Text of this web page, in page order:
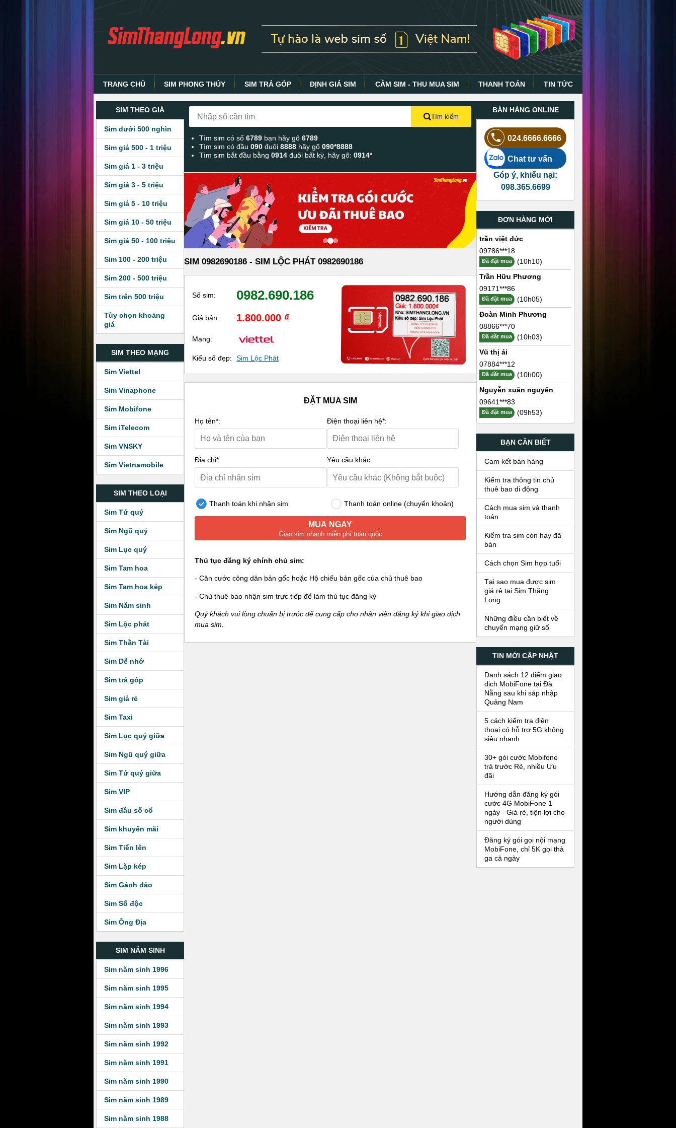
TRANG CHỦ SIM PHONG THỦY SIM TRẢ GÓP ĐỊNH GIÁ SIM CẦM SIM - THU MUA SIM THANH TOÁN TIN TỨC
SIM THEO GIÁ
Sim dưới 500 nghìn
Sim giá 500 - 1 triệu
Sim giá 1 - 3 triệu
Sim giá 3 - 5 triệu
Sim giá 5 - 10 triệu
Sim giá 10 - 50 triệu
Sim giá 50 - 100 triệu
Sim 100 - 200 triệu
Sim 200 - 500 triệu
Sim trên 500 triệu
Tùy chọn khoảng
giá
SIM THEO MẠNG
Sim Viettel
Sim Vinaphone
Sim Mobifone
Sim iTelecom
Sim VNSKY
Sim Vietnamobile
SIM THEO LOẠI
Sim Tứ quý
Sim Ngũ quý
Sim Lục quý
Sim Tam hoa
Sim Tam hoa kép
Sim Năm sinh
Sim Lộc phát
Sim Thần Tài
Sim Dễ nhớ
Sim trả góp
Sim giá rẻ
Sim Taxi
Sim Lục quý giữa
Sim Ngũ quý giữa
Sim Tứ quý giữa
Sim VIP
Sim đầu số cổ
Sim khuyến mãi
Sim Tiến lên
Sim Lặp kép
Sim Gánh đảo
Sim Số độc
Sim Ông Địa
SIM NĂM SINH
Sim năm sinh 1996
Sim năm sinh 1995
Sim năm sinh 1994
Sim năm sinh 1993
Sim năm sinh 1992
Sim năm sinh 1991
Sim năm sinh 1990
Sim năm sinh 1989
Sim năm sinh 1988
Tìm kiếm
Tìm sim có số6789 bạn hãy gõ6789
Tìm sim có đầu090đuôi8888 hãy gõ090*8888
Tìm sim bắt đầu bằng0914 đuôi bất kỳ, hãy gõ:0914*
SIM 0982690186 - SIM LỘC PHÁT 0982690186
Số sim: 0982.690.186
Giá bán: 1.800.000 ₫
Mạng:
Kiểu số đẹp: Sim Lộc Phát
ĐẶT MUA SIM
Họ tên*: Điện thoại liên hệ*:
Địa chỉ*: Yêu cầu khác:
Thanh toán khi nhận sim Thanh toán online (chuyển khoản)
MUA NGAY
Giao sim nhanh miễn phí toàn quốc
Thủ tục đăng ký chính chủ sim:
- Căn cước công dân bản gốc hoặc Hộ chiếu bản gốc của chủ thuê bao
- Chủ thuê bao nhận sim trực tiếp để làm thủ tục đăng ký
Quý khách vui lòng chuẩn bị trước để cung cấp cho nhân viên đăng ký khi giao dịch
mua sim.
BÁN HÀNG ONLINE
024.6666.6666
Chat tư vấn
Góp ý, khiếu nại:
098.365.6699
ĐƠN HÀNG MỚI
trần việt đức
09786***18
Đã đặt mua
(10h10)
Trần Hữu Phương
09171***86
Đã đặt mua
(10h05)
Đoàn Minh Phương
08866***70
Đã đặt mua
(10h03)
Vũ thị ái
07884***12
Đã đặt mua
(10h00)
Nguyễn xuân nguyên
09641***83
Đã đặt mua (09h53)
BẠN CẦN BIẾT
Cam kết bán hàng
Kiểm tra thông tin chủ
thuê bao di động
Cách mua sim và thanh
toán
Kiểm tra sim còn hay đã
bán
Cách chọn Sim hợp tuổi
Tại sao mua được sim
giá rẻ tại Sim Thăng
Long
Những điều cần biết về
chuyển mạng giữ số
TIN MỚI CẬP NHẬT
Danh sách 12 điểm giao
dịch MobiFone tại Đà
Nẵng sau khi sáp nhập
Quảng Nam
5 cách kiểm tra điện
thoại có hỗ trợ 5G không
siêu nhanh
30+ gói cước Mobifone
trả trước Rẻ, nhiều Ưu
đãi
Hướng dẫn đăng ký gói
cước 4G MobiFone 1
ngày - Giá rẻ, tiện lợi cho
người dùng
Đăng ký gói gọi nội mạng
MobiFone, chỉ 5K gọi thả
ga cả ngày